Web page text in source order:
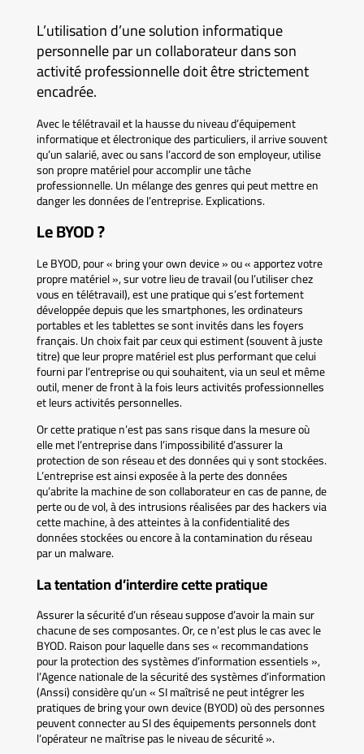
L’utilisation d’une solution informatique
personnelle par un collaborateur dans son
activité professionnelle doit être strictement
encadrée.
Avec le télétravail et la hausse du niveau d’équipement
informatique et électronique des particuliers, il arrive souvent
qu’un salarié, avec ou sans l’accord de son employeur, utilise
son propre matériel pour accomplir une tâche
professionnelle. Un mélange des genres qui peut mettre en
danger les données de l’entreprise. Explications.
Le BYOD ?
Le BYOD, pour « bring your own device » ou « apportez votre
propre matériel », sur votre lieu de travail (ou l’utiliser chez
vous en télétravail), est une pratique qui s’est fortement
développée depuis que les smartphones, les ordinateurs
portables et les tablettes se sont invités dans les foyers
français. Un choix fait par ceux qui estiment (souvent à juste
titre) que leur propre matériel est plus performant que celui
fourni par l’entreprise ou qui souhaitent, via un seul et même
outil, mener de front à la fois leurs activités professionnelles
et leurs activités personnelles.
Or cette pratique n’est pas sans risque dans la mesure où
elle met l’entreprise dans l’impossibilité d’assurer la
protection de son réseau et des données qui y sont stockées.
L’entreprise est ainsi exposée à la perte des données
qu’abrite la machine de son collaborateur en cas de panne, de
perte ou de vol, à des intrusions réalisées par des hackers via
cette machine, à des atteintes à la confidentialité des
données stockées ou encore à la contamination du réseau
par un malware.
La tentation d’interdire cette pratique
Assurer la sécurité d’un réseau suppose d’avoir la main sur
chacune de ses composantes. Or, ce n’est plus le cas avec le
BYOD. Raison pour laquelle dans ses « recommandations
pour la protection des systèmes d’information essentiels »,
l’Agence nationale de la sécurité des systèmes d’information
(Anssi) considère qu’un « SI maîtrisé ne peut intégrer les
pratiques de bring your own device (BYOD) où des personnes
peuvent connecter au SI des équipements personnels dont
l’opérateur ne maîtrise pas le niveau de sécurité ».